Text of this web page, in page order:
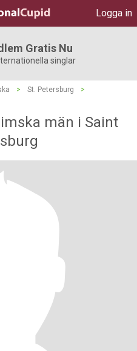
Logga in
Gratis Nu
singlar
> St. Petersburg
>
män i Saint